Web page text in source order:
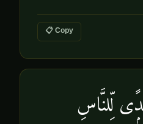
📋 Copy
لِّلنَّاسِ